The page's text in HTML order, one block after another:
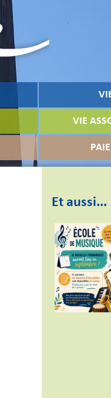
VIE
Et aussi...